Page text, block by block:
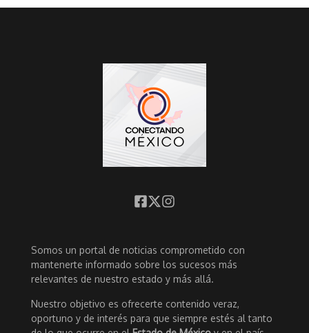
Somos un portal de noticias comprometido con
mantenerte informado sobre los sucesos más
relevantes de nuestro estado y más allá.
Nuestro objetivo es ofrecerte contenido veraz,
oportuno y de interés para que siempre estés al tanto